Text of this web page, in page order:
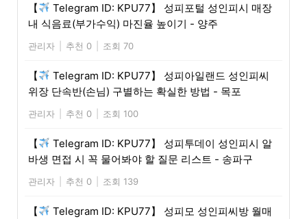
【
Telegram ID: KPU77】 성피포털 성인피시 매장
내 식음료(부가수익) 마진율 높이기 - 양주
관리자 추천 0 조회 70
【
Telegram ID: KPU77】 성피아일랜드 성인피씨
위장 단속반(손님) 구별하는 확실한 방법 - 목포
관리자 추천 0 조회 100
【
Telegram ID: KPU77】 성피투데이 성인피시 알
바생 면접 시 꼭 물어봐야 할 질문 리스트 - 송파구
관리자 추천 0 조회 139
【
Telegram ID: KPU77】 성피모 성인피씨방 월매